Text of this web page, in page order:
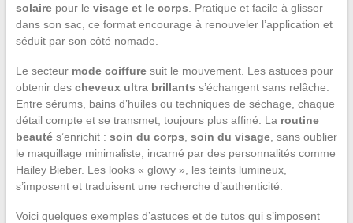
solairepour le visage et le corps . Pratique et facile à glisser
dans son sac, ce format encourage à renouveler l’application et
séduit par son côté nomade.
Le secteur mode coiffuresuit le mouvement. Les astuces pour
obtenir des cheveux ultra brillants s’échangent sans relâche.
Entre sérums, bains d’huiles ou techniques de séchage, chaque
détail compte et se transmet, toujours plus affiné. La routine
beautés’enrichit : soin du corps soin du visage, sans oublier
le maquillage minimaliste, incarné par des personnalités comme
Hailey Bieber. Les looks « glowy », les teints lumineux,
s’imposent et traduisent une recherche d’authenticité.
Voici quelques exemples d’astuces et de tutos qui s’imposent